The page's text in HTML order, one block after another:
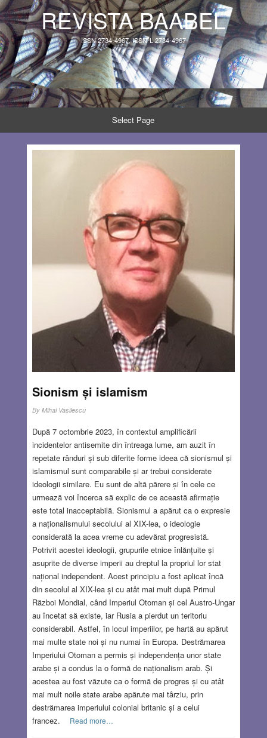
REVISTA BAABEL
ISSN 2734-4967, ISSN-L 2734-4967
Select Page
Sionism și islamism
By Mihai Vasilescu
După 7 octombrie 2023, în contextul amplificării
incidentelor antisemite din întreaga lume, am auzit în
repetate rânduri și sub diferite forme ideea că sionismul și
islamismul sunt comparabile și ar trebui considerate
ideologii similare. Eu sunt de altă părere și în cele ce
urmează voi încerca să explic de ce această afirmație
este total inacceptabilă. Sionismul a apărut ca o expresie
a naționalismului secolului al XIX-lea, o ideologie
considerată la acea vreme cu adevărat progresistă.
Potrivit acestei ideologii, grupurile etnice înlănțuite și
asuprite de diverse imperii au dreptul la propriul lor stat
național independent. Acest principiu a fost aplicat încă
din secolul al XIX-lea și cu atât mai mult după Primul
Război Mondial, când Imperiul Otoman și cel Austro-Ungar
au încetat să existe, iar Rusia a pierdut un teritoriu
considerabil. Astfel, în locul imperiilor, pe hartă au apărut
mai multe state noi și nu numai în Europa. Destrămarea
Imperiului Otoman a permis și independența unor state
arabe și a condus la o formă de naționalism arab. Și
acestea au fost văzute ca o formă de progres și cu atât
mai mult noile state arabe apărute mai târziu, prin
destrămarea imperiului colonial britanic și a celui
francez.
Read more…